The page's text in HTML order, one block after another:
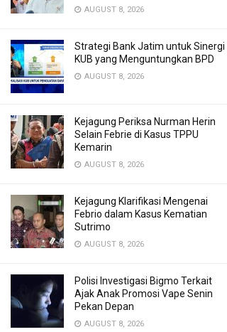
AUGUST 8, 2026
Strategi Bank Jatim untuk Sinergi
KUB yang Menguntungkan BPD
AUGUST 8, 2026
Kejagung Periksa Nurman Herin
Selain Febrie di Kasus TPPU
Kemarin
AUGUST 8, 2026
Kejagung Klarifikasi Mengenai
Febrio dalam Kasus Kematian
Sutrimo
AUGUST 8, 2026
Polisi Investigasi Bigmo Terkait
Ajak Anak Promosi Vape Senin
Pekan Depan
AUGUST 8, 2026